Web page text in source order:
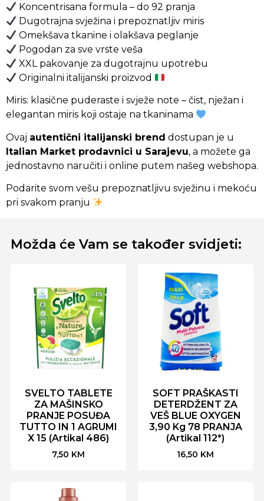
Koncentrisana formula – do 92 pranja
Dugotrajna svježina i prepoznatljiv miris
Omekšava tkanine i olakšava peglanje
Pogodan za sve vrste veša
XXL pakovanje za dugotrajnu upotrebu
Originalni italijanski proizvod
Miris: klasične puderaste i svježe note – čist, nježan i
elegantan miris koji ostaje na tkaninama
Ovaj autentični italijanski brend dostupan je u
Italian Market prodavnici u Sarajevu, a možete ga
jednostavno naručiti i online putem našeg webshopa.
Podarite svom vešu prepoznatljivu svježinu i mekoću
pri svakom pranju
Možda će Vam se također svidjeti:
SVELTO TABLETE
ZA MAŠINSKO
PRANJE POSUĐA
TUTTO IN 1 AGRUMI
X 15 (Artikal 486)
7,50 KM
SOFT PRAŠKASTI
DETERDŽENT ZA
VEŠ BLUE OXYGEN
3,90 Kg 78 PRANJA
(Artikal 112*)
16,50 KM